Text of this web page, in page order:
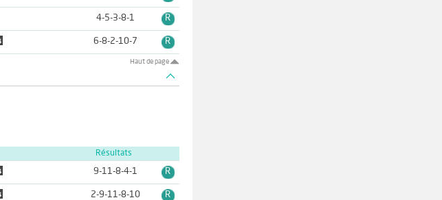
4-5-3-8-1 R
6-8-2-10-7 R
Haut de page
Résultats
9-11-8-4-1 R
2-9-11-8-10 R